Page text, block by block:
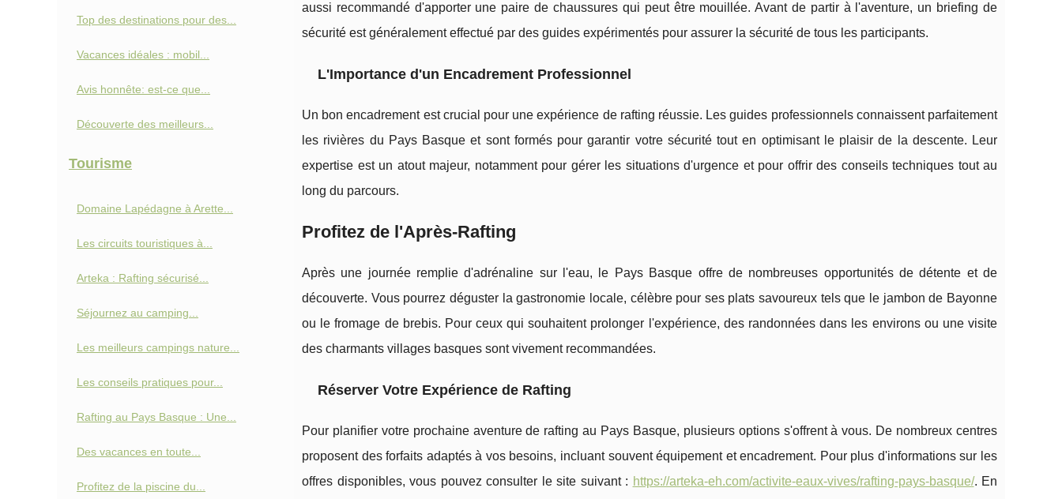
aussi recommandé d'apporter une paire de chaussures qui peut être mouillée. Avant de partir à l'aventure, un briefing de
sécurité est généralement effectué par des guides expérimentés pour assurer la sécurité de tous les participants.
L'Importance d'un Encadrement Professionnel
Un bon encadrement est crucial pour une expérience de rafting réussie. Les guides professionnels connaissent parfaitement
les rivières du Pays Basque et sont formés pour garantir votre sécurité tout en optimisant le plaisir de la descente. Leur
expertise est un atout majeur, notamment pour gérer les situations d'urgence et pour offrir des conseils techniques tout au
long du parcours.
Profitez de l'Après-Rafting
Après une journée remplie d'adrénaline sur l'eau, le Pays Basque offre de nombreuses opportunités de détente et de
découverte. Vous pourrez déguster la gastronomie locale, célèbre pour ses plats savoureux tels que le jambon de Bayonne
ou le fromage de brebis. Pour ceux qui souhaitent prolonger l'expérience, des randonnées dans les environs ou une visite
des charmants villages basques sont vivement recommandées.
Réserver Votre Expérience de Rafting
Pour planifier votre prochaine aventure de rafting au Pays Basque, plusieurs options s'offrent à vous. De nombreux centres
proposent des forfaits adaptés à vos besoins, incluant souvent équipement et encadrement. Pour plus d'informations sur les
offres disponibles, vous pouvez consulter le site suivant : https://arteka-eh.com/activite-eaux-vives/rafting-pays-basque/. En
Top des destinations pour des...
Vacances idéales : mobil...
Avis honnête: est-ce que...
Découverte des meilleurs...
Tourisme
Domaine Lapédagne à Arette...
Les circuits touristiques à...
Arteka : Rafting sécurisé...
Séjournez au camping...
Les meilleurs campings nature...
Les conseils pratiques pour...
Rafting au Pays Basque : Une...
Des vacances en toute...
Profitez de la piscine du...